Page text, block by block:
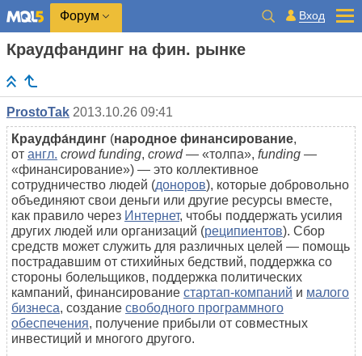
Форум Вход
Краудфандинг на фин. рынке
ProstoTak 2013.10.26 09:41
Краудфа́ндинг (народное финансирование,
от англ. сrowd funding, сrowd— «толпа», funding —
«финансирование») — это коллективное
сотрудничество людей (доноров), которые добровольно
объединяют свои деньги или другие ресурсы вместе,
как правило через Интернет, чтобы поддержать усилия
других людей или организаций (реципиентов). Сбор
средств может служить для различных целей — помощь
пострадавшим от стихийных бедствий, поддержка со
стороны болельщиков, поддержка политических
кампаний, финансирование стартап-компаний и малого
бизнеса, создание свободного программного
обеспечения, получение прибыли от совместных
инвестиций и многого другого.